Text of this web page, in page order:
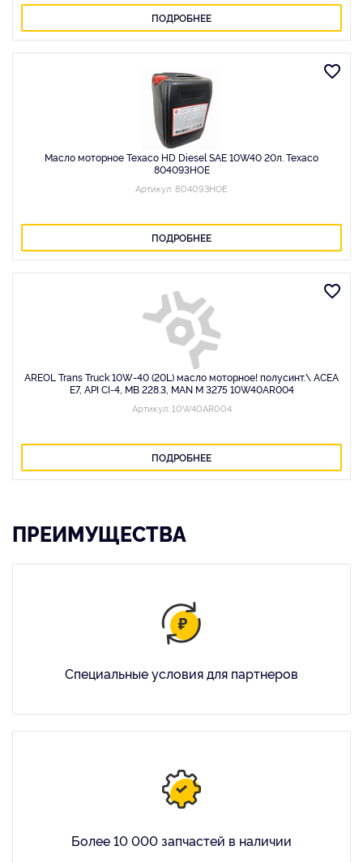
ПОДРОБНЕЕ
Масло моторное Texaco HD Diesel SAE 10W40 20л. Texaco
804093HOE
Артикул: 804093HOE
ПОДРОБНЕЕ
AREOL Trans Truck 10W-40 (20L) масло моторное! полусинт.\ ACEA
E7, API CI-4, MB 228.3, MAN M 3275 10W40AR004
Артикул: 10W40AR004
ПОДРОБНЕЕ
ПРЕИМУЩЕСТВА
Специальные условия для партнеров
Более 10 000 запчастей в наличии